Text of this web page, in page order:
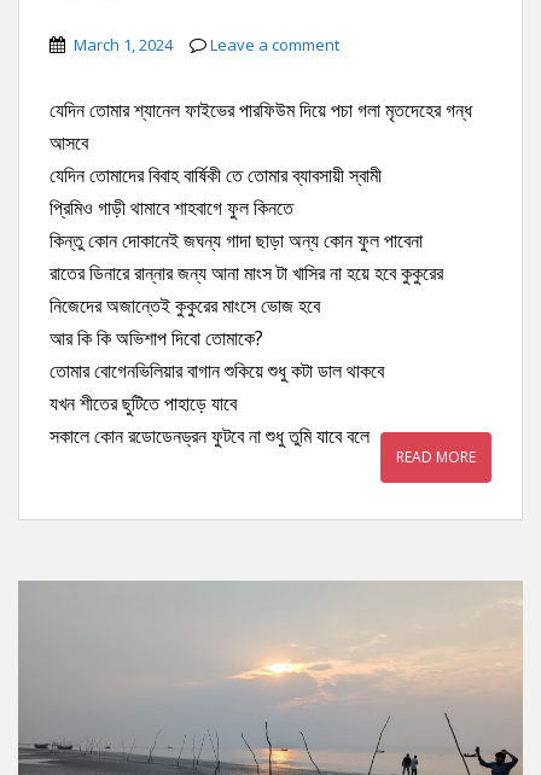
March 1, 2024 Leave a comment
যেদিন তোমার শ্যানেল ফাইভের পারফিউম দিয়ে পচা গলা মৃতদেহের গন্ধ
আসবে
যেদিন তোমাদের বিবাহ বার্ষিকী তে তোমার ব্যাবসায়ী স্বামী
প্রিমিও গাড়ী থামাবে শাহবাগে ফুল কিনতে
কিন্তু কোন দোকানেই জঘন্য গাদা ছাড়া অন্য কোন ফুল পাবেনা
রাতের ডিনারে রান্নার জন্য আনা মাংস টা খাসির না হয়ে হবে কুকুরের
নিজেদের অজান্তেই কুকুরের মাংসে ভোজ হবে
আর কি কি অভিশাপ দিবো তোমাকে?
তোমার বোগেনভিলিয়ার বাগান শুকিয়ে শুধু কটা ডাল থাকবে
যখন শীতের ছুটিতে পাহাড়ে যাবে
সকালে কোন রডোডেনড্রন ফুটবে না শুধু তুমি যাবে বলে
READ MORE